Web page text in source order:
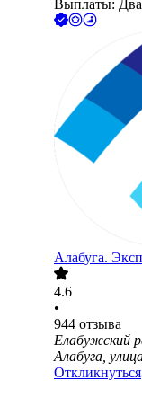
Выплаты: Два
Алабуга.
4.6
•
944 отзыва
Елабужский
Алабуга,
Откликнуться